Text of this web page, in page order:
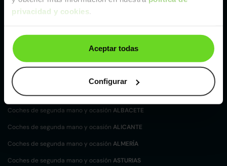
privacidad y cookies.
Aceptar todas
Configurar
Ver Opel Astra de segunda mano y ocasión
Opel Astra de segunda mano y ocasión
Coches de segunda mano y ocasión por
localización
Coches de segunda mano y ocasión ALBACETE
Coches de segunda mano y ocasión ALICANTE
Coches de segunda mano y ocasión ALMERÍA
Coches de segunda mano y ocasión ASTURIAS